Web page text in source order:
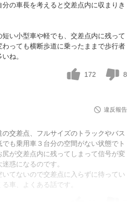
の車長を考えると交差点内に収まりき
短い小型車や軽でも、交差点内に残って
っても横断歩道に乗ったままで歩行者
ね。
172 8
違反報告
交差点、フルサイズのトラックやバス
も乗用車３台分の空間がない状態でト
が交差点内に残ってしまって信号が変
惑になるのです。
てないので交差点に入らずに待ってい
車、よくある話です。